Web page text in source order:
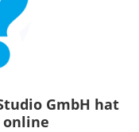
GmbH hat
online